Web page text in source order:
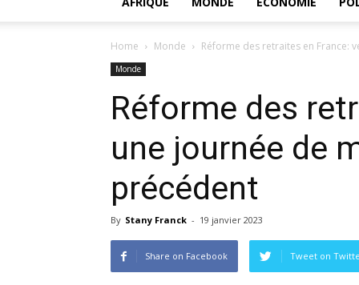
Home Monde Réforme des retraites en France:
Monde
Réforme des
une journée de
précédent
By Stany Franck - 19 janvier 2023
Share on Facebook Tweet on